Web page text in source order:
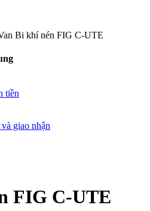
Bi khí nén FIG C-UTE
tiền
giao nhận
FIG C-UTE